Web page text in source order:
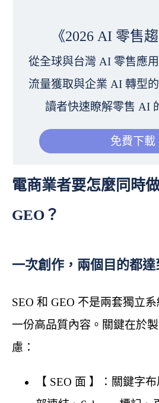
《2026 AI 零售
從全球與台灣 AI 零售應
流量獲取與企業 AI 轉型
讀者快速瞭解零售 AI
免費下載
電商業者要怎麼同時
GEO？
一次創作，兩個目的都達
SEO 和 GEO 不是兩套獨立
一份高品質內容。關鍵在於
慮：
【 SEO 面 】：關鍵字